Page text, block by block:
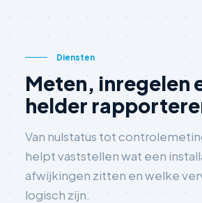
Diensten
Meten, inregelen
helder
Van nulstatus tot
helpt vaststellen wat een
afwijkingen zitten en welke
logisch zijn.